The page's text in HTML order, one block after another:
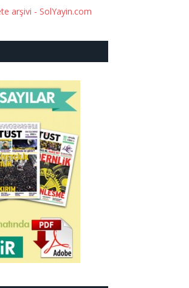
arşivi - SolYayin.com